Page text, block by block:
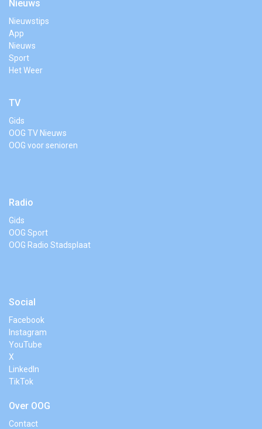
Nieuws
Nieuwstips
App
Nieuws
Sport
Het Weer
TV
Gids
OOG TV Nieuws
OOG voor senioren
Radio
Gids
OOG Sport
OOG Radio Stadsplaat
Social
Facebook
Instagram
YouTube
X
LinkedIn
TikTok
Over OOG
Contact